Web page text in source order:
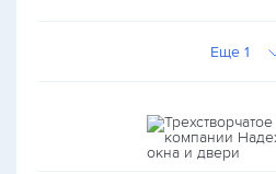
Еще 1